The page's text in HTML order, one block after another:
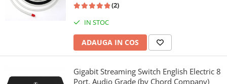
(2)
IN STOC
ADAUGA IN COS
Gigabit Streaming Switch English Electric 8
Port, Audio Grade (by Chord Company)